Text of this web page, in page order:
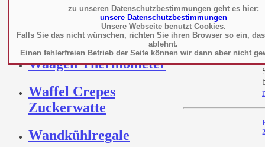
zu unseren Datenschutzbestimmungen geht es hier:
unsere Datenschutzbestimmungen
Unsere Webseite benutzt Cookies.
Falls Sie das nicht wünschen, richten Sie ihren Browser so ein,
ablehnt.
Einen fehlerfreien Betrieb der Seite können wir dann aber nicht
Vakuumierer
Vitrinen
Waagen Thermometer
Waffel Crepes
Zuckerwatte
Wandkühlregale